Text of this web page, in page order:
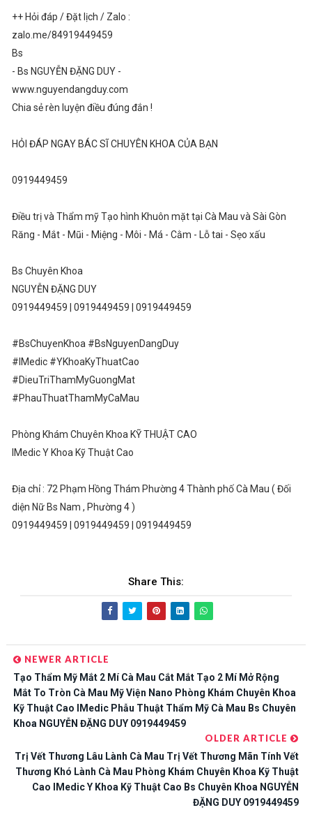
++ Hỏi đáp / Đặt lịch / Zalo :
zalo.me/84919449459
Bs
- Bs NGUYỄN ĐẶNG DUY -
www.nguyendangduy.com
Chia sẻ rèn luyện điều đúng đắn !
HỎI ĐÁP NGAY BÁC SĨ CHUYÊN KHOA CỦA BẠN
0919449459
Điều trị và Thẩm mỹ Tạo hình Khuôn mặt tại Cà Mau và Sài Gòn
Răng - Mắt - Mũi - Miệng - Môi - Má - Cằm - Lỗ tai - Sẹo xấu
Bs Chuyên Khoa
NGUYỄN ĐẶNG DUY
0919449459 | 0919449459 | 0919449459
#BsChuyenKhoa #BsNguyenDangDuy
#IMedic #YKhoaKyThuatCao
#DieuTriThamMyGuongMat
#PhauThuatThamMyCaMau
Phòng Khám Chuyên Khoa KỸ THUẬT CAO
IMedic Y Khoa Kỹ Thuật Cao
Địa chỉ : 72 Phạm Hồng Thám Phường 4 Thành phố Cà Mau ( Đối
diện Nữ Bs Nam , Phường 4 )
0919449459 | 0919449459 | 0919449459
Share This:
NEWER ARTICLE
Tạo Thẩm Mỹ Mắt 2 Mí Cà Mau Cắt Mắt Tạo 2 Mí Mở Rộng
Mắt To Tròn Cà Mau Mỹ Viện Nano Phòng Khám Chuyên Khoa
Kỹ Thuật Cao IMedic Phẫu Thuật Thẩm Mỹ Cà Mau Bs Chuyên
Khoa NGUYỄN ĐẶNG DUY 0919449459
OLDER ARTICLE
Trị Vết Thương Lâu Lành Cà Mau Trị Vết Thương Mãn Tính Vết
Thương Khó Lành Cà Mau Phòng Khám Chuyên Khoa Kỹ Thuật
Cao IMedic Y Khoa Kỹ Thuật Cao Bs Chuyên Khoa NGUYỄN
ĐẶNG DUY 0919449459